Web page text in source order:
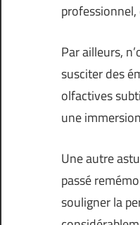
Par ailleurs,
susciter des
olfactives
une
Une autre
passé
souligner la